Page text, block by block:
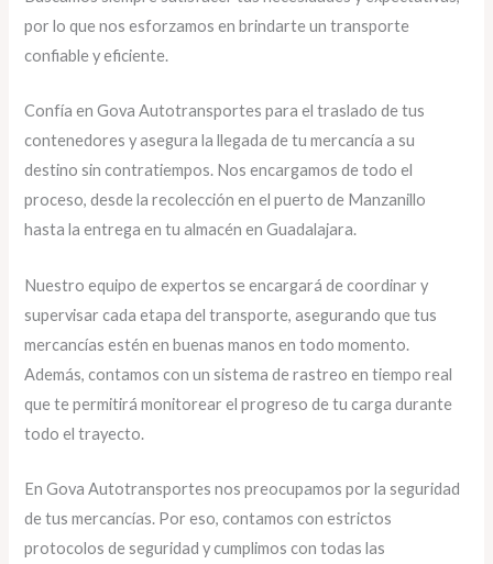
por lo que nos esforzamos en brindarte un transporte
confiable y eficiente.
Confía en Gova Autotransportes para el traslado de tus
contenedores y asegura la llegada de tu mercancía a su
destino sin contratiempos. Nos encargamos de todo el
proceso, desde la recolección en el puerto de Manzanillo
hasta la entrega en tu almacén en Guadalajara.
Nuestro equipo de expertos se encargará de coordinar y
supervisar cada etapa del transporte, asegurando que tus
mercancías estén en buenas manos en todo momento.
Además, contamos con un sistema de rastreo en tiempo real
que te permitirá monitorear el progreso de tu carga durante
todo el trayecto.
En Gova Autotransportes nos preocupamos por la seguridad
de tus mercancías. Por eso, contamos con estrictos
protocolos de seguridad y cumplimos con todas las